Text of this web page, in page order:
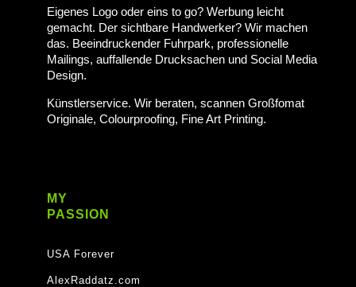
Eigenes Logo oder eins to go? Werbung leicht
gemacht. Der sichtbare Handwerker? Wir machen
das. Beeindruckender Fuhrpark, professionelle
Mailings, auffallende Drucksachen und Social Media
Design.
Künstlerservice. Wir beraten, scannen Großfomat
Originale, Colourproofing, Fine Art Printing.
MY
PASSION
USA Forever
AlexRaddatz.com